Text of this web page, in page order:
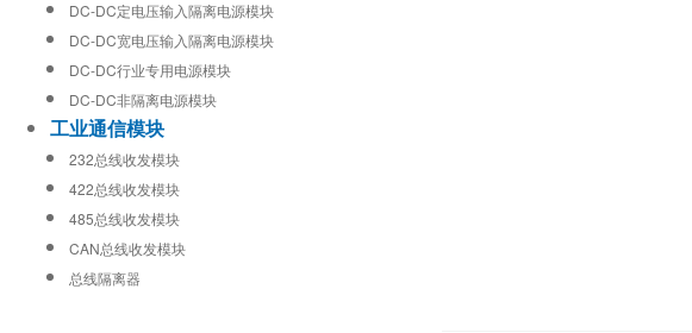
DC-DC定电压输入隔离电源模块
DC-DC宽电压输入隔离电源模块
DC-DC行业专用电源模块
DC-DC非隔离电源模块
工业通信模块
232总线收发模块
422总线收发模块
485总线收发模块
CAN总线收发模块
总线隔离器